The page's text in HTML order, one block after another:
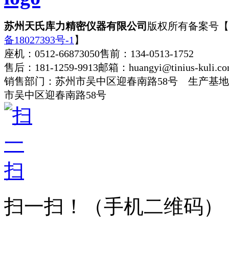
苏州天氏库力精密仪器有限公司 版权所有备案号【
备18027393号-1 】
座机：0512-66873050售前：134-0513-1752
售后：181-1259-9913邮箱：huangyi@tinius-
销售部门：苏州市吴中区迎春南路58号 生产基
市吴中区迎春南路58号
扫一扫！ （手机二维码）